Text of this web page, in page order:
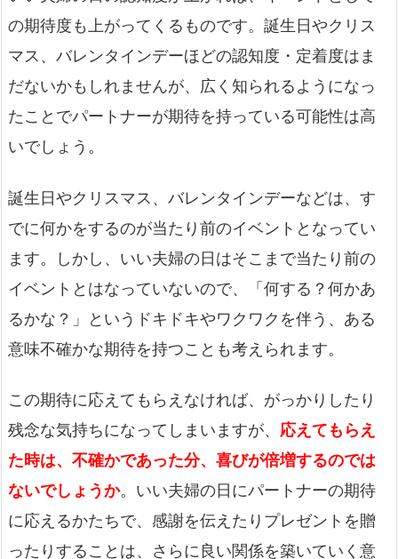
の期待度も上がってくるものです。誕生日やクリス
マス、バレンタインデーほどの認知度・定着度はま
だないかもしれませんが、広く知られるようになっ
たことでパートナーが期待を持っている可能性は高
いでしょう。
誕生日やクリスマス、バレンタインデーなどは、す
でに何かをするのが当たり前のイベントとなってい
ます。しかし、いい夫婦の日はそこまで当たり前の
イベントとはなっていないので、「何する？何かあ
るかな？」というドキドキやワクワクを伴う、ある
意味不確かな期待を持つことも考えられます。
この期待に応えてもらえなければ、がっかりしたり
残念な気持ちになってしまいますが、 応えてもらえ
た時は、不確かであった分、喜びが倍増するのでは
ないでしょうか。いい夫婦の日にパートナーの期待
に応えるかたちで、感謝を伝えたりプレゼントを贈
ったりすることは、さらに良い関係を築いていく意